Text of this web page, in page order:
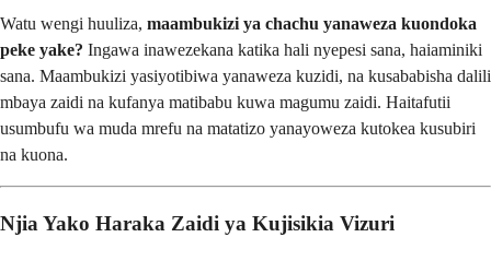
Watu wengi huuliza, maambukizi ya chachu yanaweza kuondoka
peke yake? Ingawa inawezekana katika hali nyepesi sana, haiaminiki
sana. Maambukizi yasiyotibiwa yanaweza kuzidi, na kusababisha dalili
mbaya zaidi na kufanya matibabu kuwa magumu zaidi. Haitafutii
usumbufu wa muda mrefu na matatizo yanayoweza kutokea kusubiri
na kuona.
Njia Yako Haraka Zaidi ya Kujisikia Vizuri